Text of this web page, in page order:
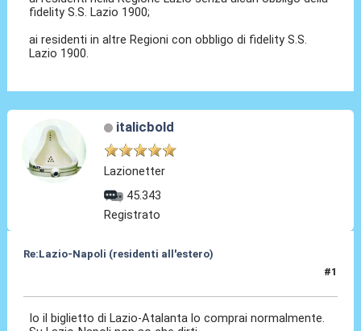
fidelity S.S. Lazio 1900;
ai residenti in altre Regioni con obbligo di fidelity S.S.
Lazio 1900.
italicbold
Lazionetter
45.343
Registrato
Re:Lazio-Napoli (residenti all'estero)
#1
Io il biglietto di Lazio-Atalanta lo comprai normalmente.